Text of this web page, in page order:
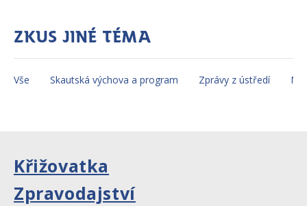
Zkus jiné téma
Vše Skautská výchova a program Zprávy z ústředí
Křižovatka
Zpravodajství